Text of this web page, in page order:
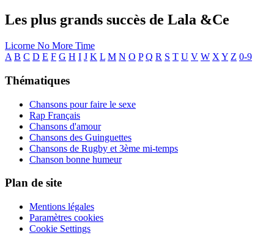
Les plus grands succès de Lala &Ce
Licorne No More Time
A B C D E F G H I J K L M N O P Q R S T U V W X Y Z 0-9
Thématiques
Chansons pour faire le sexe
Rap Français
Chansons d'amour
Chansons des Guinguettes
Chansons de Rugby et 3ème mi-temps
Chanson bonne humeur
Plan de site
Mentions légales
Paramètres cookies
Cookie Settings